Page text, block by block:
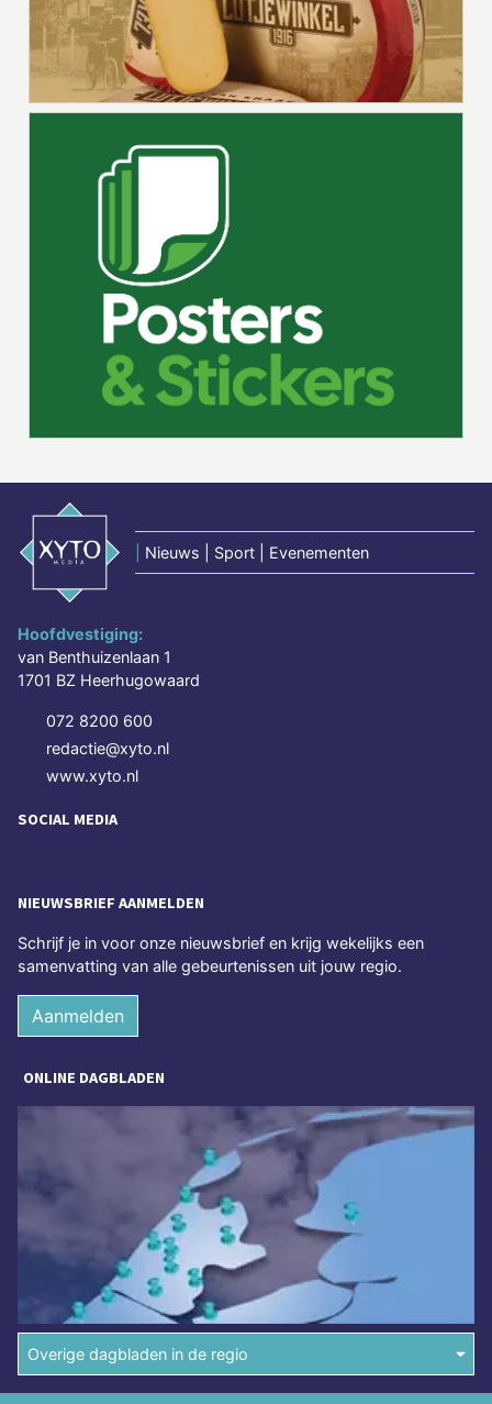
Nieuws | Sport | Evenementen
Hoofdvestiging:
van Benthuizenlaan 1
1701 BZ Heerhugowaard
072 8200 600
redactie@xyto.nl
www.xyto.nl
SOCIAL MEDIA
NIEUWSBRIEF AANMELDEN
Schrijf je in voor onze nieuwsbrief en krijg wekelijks een
samenvatting van alle gebeurtenissen uit jouw regio.
Aanmelden
ONLINE DAGBLADEN
Overige dagbladen in de regio